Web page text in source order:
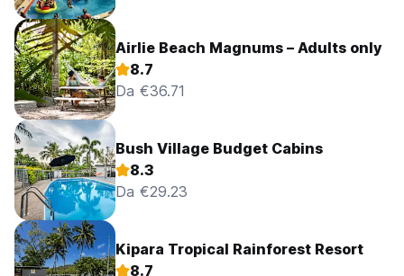
Airlie Beach Magnums – Adults only
8.7
Da €36.71
Bush Village Budget Cabins
8.3
Da €29.23
Kipara Tropical Rainforest Resort
8.7